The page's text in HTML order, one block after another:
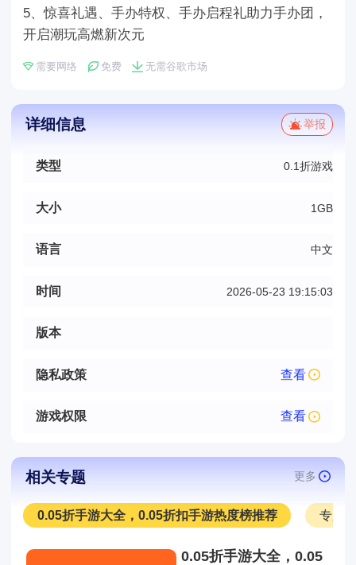
5、惊喜礼遇、手办特权、手办启程礼助力手办团，
开启潮玩高燃新次元
需要网络 免费 无需谷歌市场
详细信息 举报
类型 0.1折游戏
大小 1GB
语言 中文
时间 2026-05-23 19:15:03
版本
隐私政策 查看
游戏权限 查看
相关专题 更多
0.05折手游大全，0.05折扣手游热度榜推荐 专服
0.05折手游大全，0.05